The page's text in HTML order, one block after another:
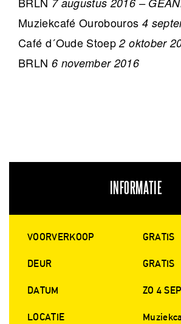
Muziekcafé Ourobouros 4
Café d´Oude Stoep2 oktober
BRLN 6 november 2016
INFORMATIE
VOORVERKOOP GRATIS
DEUR GRATIS
DATUM ZO 4
LOCATIE